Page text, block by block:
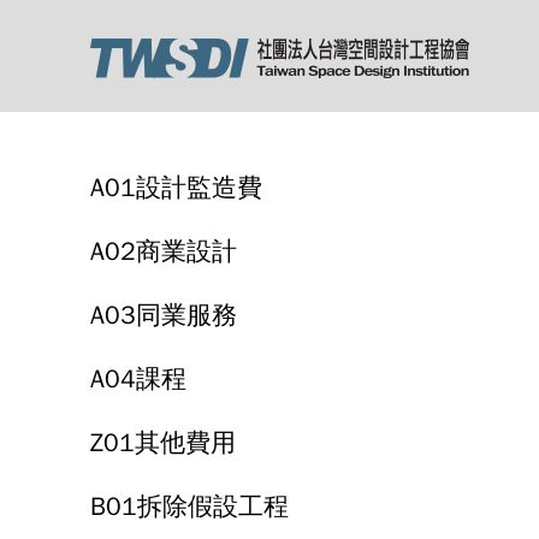
A01設計監造費
A02商業設計
A03同業服務
A04課程
Z01其他費用
B01拆除假設工程